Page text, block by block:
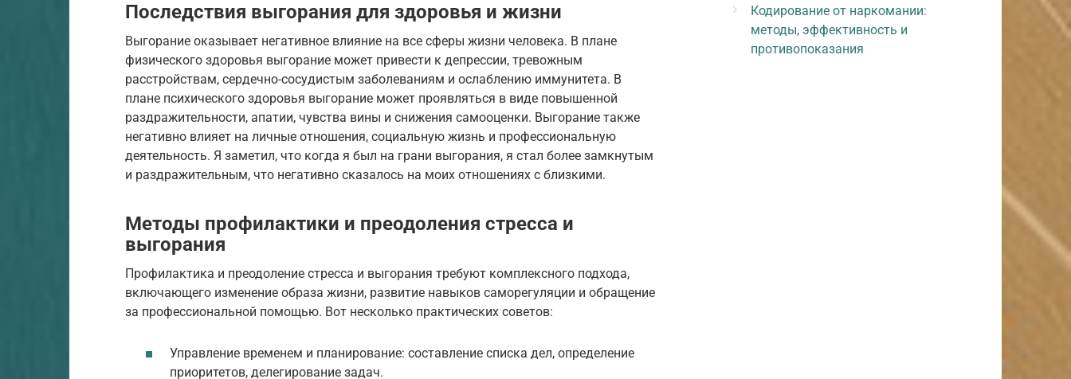
Последствия выгорания для здоровья и жизни
Выгорание оказывает негативное влияние на все сферы жизни человека. В плане
физического здоровья выгорание может привести к депрессии, тревожным
расстройствам, сердечно-сосудистым заболеваниям и ослаблению иммунитета. В
плане психического здоровья выгорание может проявляться в виде повышенной
раздражительности, апатии, чувства вины и снижения самооценки. Выгорание также
негативно влияет на личные отношения, социальную жизнь и профессиональную
деятельность. Я заметил, что когда я был на грани выгорания, я стал более замкнутым
и раздражительным, что негативно сказалось на моих отношениях с близкими.
Методы профилактики и преодоления стресса и
выгорания
Профилактика и преодоление стресса и выгорания требуют комплексного подхода,
включающего изменение образа жизни, развитие навыков саморегуляции и обращение
за профессиональной помощью. Вот несколько практических советов:
Управление временем и планирование: составление списка дел, определение
приоритетов, делегирование задач.
Кодирование от наркомании:
методы, эффективность и
противопоказания